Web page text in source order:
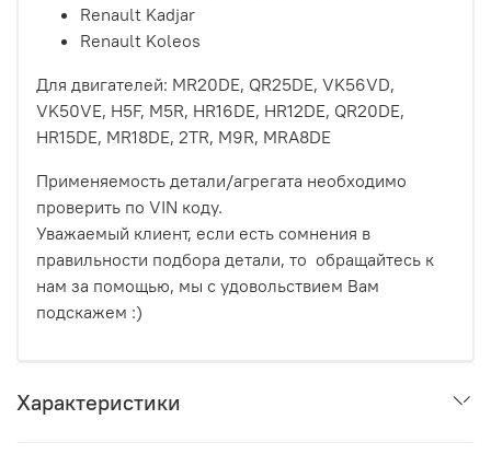
Renault Kadjar
Renault Koleos
Для двигателей: MR20DE, QR25DE, VK56VD,
VK50VE, H5F, M5R, HR16DE, HR12DE, QR20DE,
HR15DE, MR18DE, 2TR, M9R, MRA8DE
Применяемость детали/агрегата необходимо
проверить по VIN коду.
Уважаемый клиент, если есть сомнения в
правильности подбора детали, то обращайтесь к
нам за помощью, мы с удовольствием Вам
подскажем :)
Характеристики